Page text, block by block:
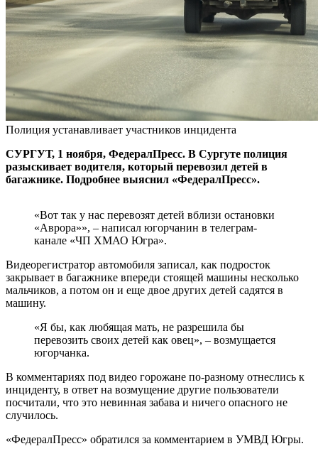
Полиция устанавливает участников инцидента
СУРГУТ, 1 ноября, ФедералПресс. В Сургуте полиция
разыскивает водителя, который перевозил детей в
багажнике. Подробнее выяснил «ФедералПресс».
«Вот так у нас перевозят детей вблизи остановки
«Аврора»», – написал югорчанин в телеграм-
канале «ЧП ХМАО Югра».
Видеорегистратор автомобиля записал, как подросток
закрывает в багажнике впереди стоящей машины несколько
мальчиков, а потом он и еще двое других детей садятся в
машину.
«Я бы, как любящая мать, не разрешила бы
перевозить своих детей как овец», – возмущается
югорчанка.
В комментариях под видео горожане по-разному отнеслись к
инциденту, в ответ на возмущение другие пользователи
посчитали, что это невинная забава и ничего опасного не
случилось.
«ФедералПресс» обратился за комментарием в УМВД Югры.